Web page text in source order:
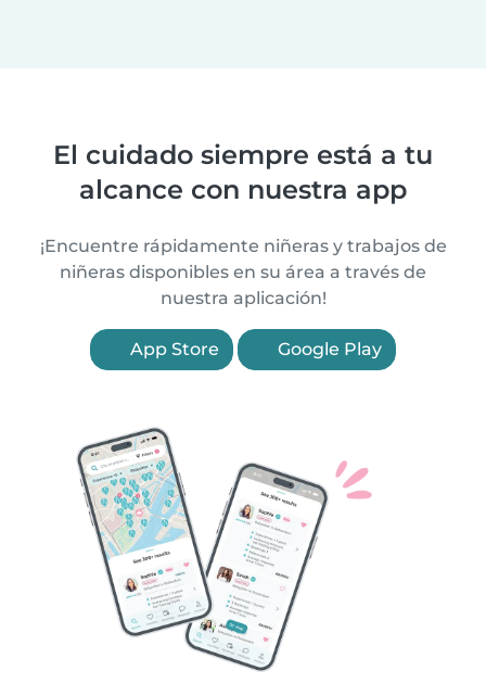
El cuidado siempre está a tu
alcance con nuestra app
¡Encuentre rápidamente niñeras y trabajos de
niñeras disponibles en su área a través de
nuestra aplicación!
App Store Google Play